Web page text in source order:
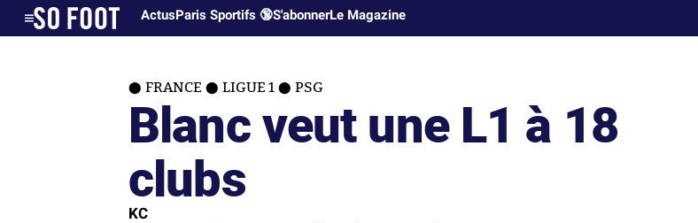
ActusParis Sportifs 🔞S'abonnerLe Magazine
FRANCE LIGUE 1 PSG
Blanc veut une L1 à 18
clubs
KC